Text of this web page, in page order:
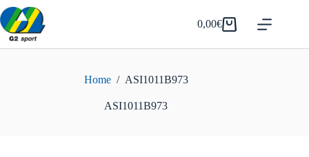
Salta
al
contenuto
Carrello
0,00€
Home / ASI1011B973
ASI1011B973